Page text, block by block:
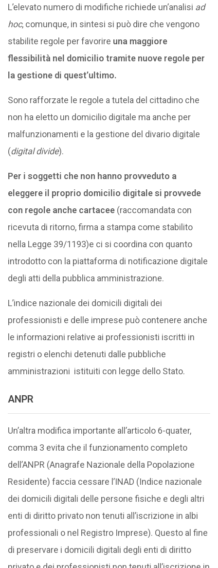
L’elevato numero di modifiche richiede un’analisi ad
hoc, comunque, in sintesi si può dire che vengono
stabilite regole per favorire una maggiore
flessibilità nel domicilio tramite nuove regole per
la gestione di quest’ultimo.
Sono rafforzate le regole a tutela del cittadino che
non ha eletto un domicilio digitale ma anche per
malfunzionamenti e la gestione del divario digitale
(digital divide).
Per i soggetti che non hanno provveduto a
eleggere il proprio domicilio digitale si provvede
con regole anche cartacee(raccomandata con
ricevuta di ritorno, firma a stampa come stabilito
nella Legge 39/1193)e ci si coordina con quanto
introdotto con la piattaforma di notificazione digitale
degli atti della pubblica amministrazione.
L’indice nazionale dei domicili digitali dei
professionisti e delle imprese può contenere anche
le informazioni relative ai professionisti iscritti in
registri o elenchi detenuti dalle pubbliche
amministrazioni istituiti con legge dello Stato.
ANPR
Un’altra modifica importante all’articolo 6-quater,
comma 3 evita che il funzionamento completo
dell’ANPR (Anagrafe Nazionale della Popolazione
Residente) faccia cessare l’INAD (Indice nazionale
dei domicili digitali delle persone fisiche e degli altri
enti di diritto privato non tenuti all’iscrizione in albi
professionali o nel Registro Imprese). Questo al fine
di preservare i domicili digitali degli enti di diritto